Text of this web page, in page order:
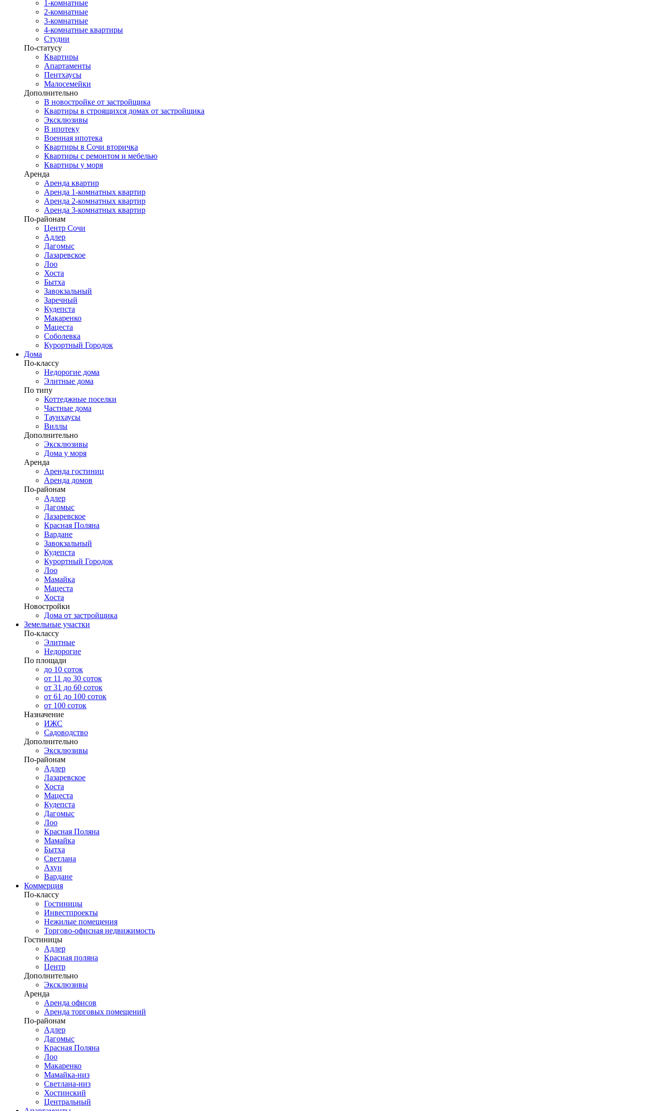
1-комнатные
2-комнатные
3-комнатные
4-комнатные квартиры
Студии
По-статусу
Квартиры
Апартаменты
Пентхаусы
Малосемейки
Дополнительно
В новостройке от застройщика
Квартиры в строящихся домах от застройщика
Эксклюзивы
В ипотеку
Военная ипотека
Квартиры в Сочи вторичка
Квартиры с ремонтом и мебелью
Квартиры у моря
Аренда
Аренда квартир
Аренда 1-комнатных квартир
Аренда 2-комнатных квартир
Аренда 3-комнатных квартир
По-районам
Центр Сочи
Адлер
Дагомыс
Лазаревское
Лоо
Хоста
Бытха
Завокзальный
Заречный
Кудепста
Макаренко
Мацеста
Соболевка
Курортный Городок
Дома
По-классу
Недорогие дома
Элитные дома
По типу
Коттеджные поселки
Частные дома
Таунхаусы
Виллы
Дополнительно
Эксклюзивы
Дома у моря
Аренда
Аренда гостиниц
Аренда домов
По-районам
Адлер
Дагомыс
Лазаревское
Красная Поляна
Вардане
Завокзальный
Кудепста
Курортный Городок
Лоо
Мамайка
Мацеста
Хоста
Новостройки
Дома от застройщика
Земельные участки
По-классу
Элитные
Недорогие
По площади
до 10 соток
от 11 до 30 соток
от 31 до 60 соток
от 61 до 100 соток
от 100 соток
Назначение
ИЖС
Садоводство
Дополнительно
Эксклюзивы
По-районам
Адлер
Лазаревское
Хоста
Мацеста
Кудепста
Дагомыс
Лоо
Красная Поляна
Мамайка
Бытха
Светлана
Ахун
Вардане
Коммерция
По-классу
Гостиницы
Инвестпроекты
Нежилые помещения
Торгово-офисная недвижимость
Гостиницы
Адлер
Красная поляна
Центр
Дополнительно
Эксклюзивы
Аренда
Аренда офисов
Аренда торговых помещений
По-районам
Адлер
Дагомыс
Красная Поляна
Лоо
Макаренко
Мамайка-низ
Светлана-низ
Хостинский
Центральный